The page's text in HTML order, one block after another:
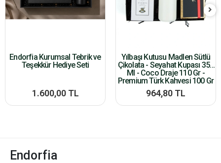
Endorfia Kurumsal Tebrik ve
Teşekkür Hediye Seti
1.600,00 TL
Yılbaşı Kutusu Madlen Sütlü
Çikolata - Seyahat Kupası 350
Ml - Coco Draje 110 Gr -
Premium Türk Kahvesi 100 Gr
964,80 TL
Endorfia